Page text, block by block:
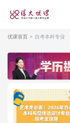
优课首页 自考本科专业